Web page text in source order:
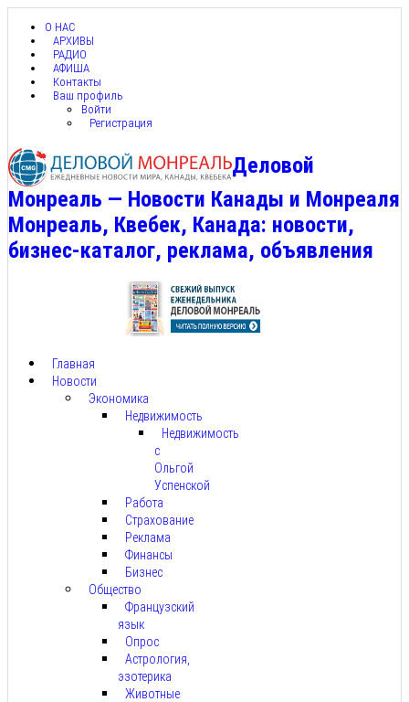
О НАС
АРХИВЫ
РАДИО
АФИША
Контакты
Ваш профиль
Войти
Регистрация
Деловой
Монреаль — Новости Канады и Монреаля
Монреаль, Квебек, Канада: новости,
бизнес-каталог, реклама, объявления
Главная
Новости
Экономика
Недвижимость
Недвижимость
с
Ольгой
Успенской
Работа
Страхование
Реклама
Финансы
Бизнес
Общество
Французский
язык
Опрос
Астрология,
эзотерика
Животные